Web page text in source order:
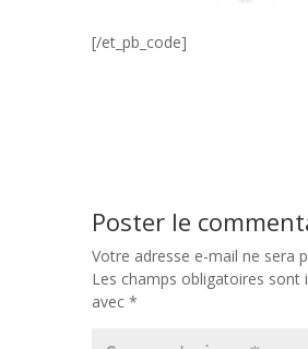
[/et_pb_code]
Poster le
Votre adresse e-mail ne sera
Les champs obligatoires sont
avec *